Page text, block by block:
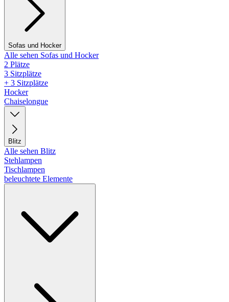
Sofas und Hocker
Alle sehen Sofas und Hocker
2 Plätze
3 Sitzplätze
+ 3 Sitzplätze
Hocker
Chaiselongue
Blitz
Alle sehen Blitz
Stehlampen
Tischlampen
beleuchtete Elemente